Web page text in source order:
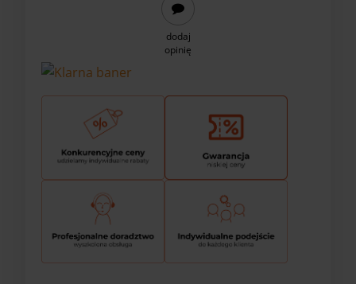
dodaj
opinię